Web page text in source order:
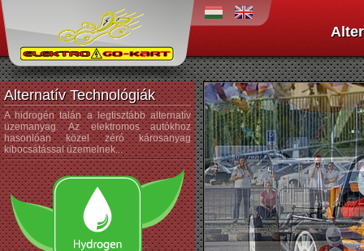
Alternatív Technológiák
A hidrogén talán a legtisztább alternatív
üzemanyag. Az elektromos autókhoz
hasonlóan közel zéró károsanyag
kibocsátással üzemelnek...
A napenergiát az
kezdték alkalmazni, és az
sem újdonság a napelemek